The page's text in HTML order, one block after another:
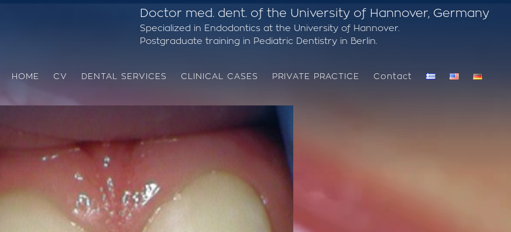
Doctor med. dent. of the University of Hannover, Germany
Specialized in Endodontics at the University of Hannover.
Postgraduate training in Pediatric Dentistry in Berlin.
HOME CV DENTAL SERVICES CLINICAL CASES PRIVATE PRACTICE Contact